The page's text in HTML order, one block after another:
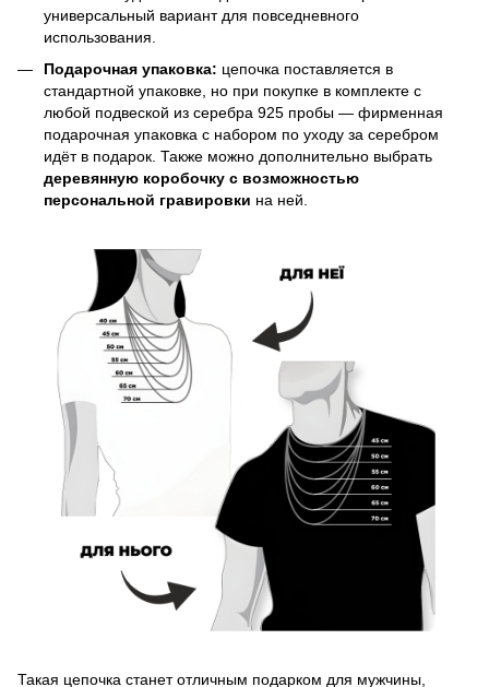
универсальный вариант для повседневного
использования.
Подарочная упаковка: цепочка поставляется в
стандартной упаковке, но при покупке в комплекте с
любой подвеской из серебра 925 пробы — фирменная
подарочная упаковка с набором по уходу за серебром
идёт в подарок. Также можно дополнительно выбрать
деревянную коробочку с возможностью
персональной гравировки на ней.
Такая цепочка станет отличным подарком для мужчины,